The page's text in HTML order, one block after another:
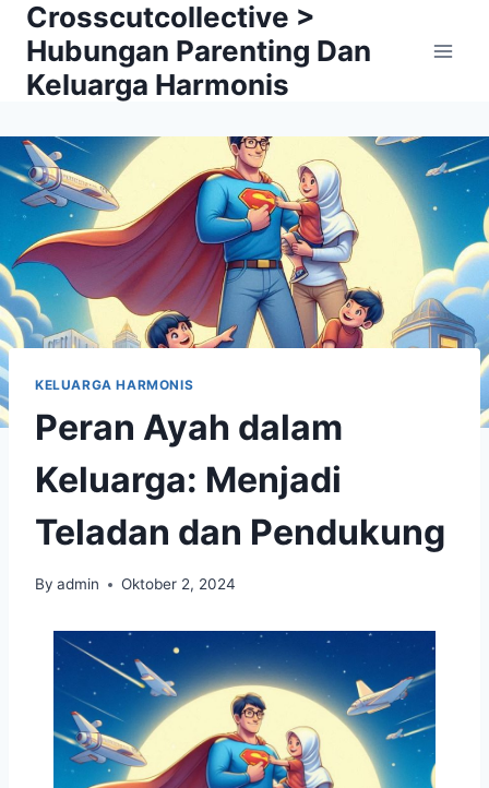
Skip
content
Crosscutcollective >
Hubungan Parenting Dan
Keluarga Harmonis
KELUARGA HARMONIS
Peran Ayah dalam
Keluarga: Menjadi
Teladan dan Pendukung
By admin Oktober 2, 2024